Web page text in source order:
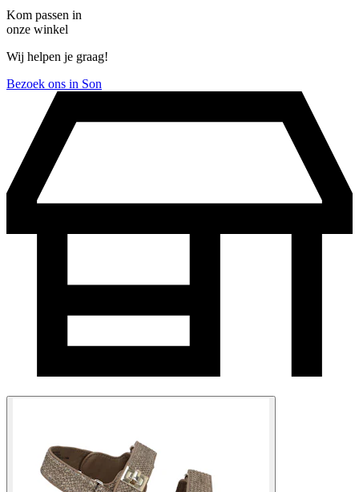
Kom passen in
onze winkel
Wij helpen je graag!
Bezoek ons in Son